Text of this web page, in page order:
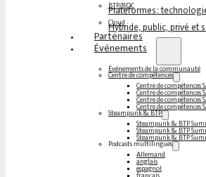
BTP/BDC
Plateformes :
Cloud
Hybride, public, privé et
Partenaires
Événements
Événements de la communauté
Centre de compétences
Centre de compétences
Centre de compétences
Centre de compétences
Centre de compétences
Steampunk & BTP
Steampunk & BTP
Steampunk & BTP
Steampunk & BTP
Podcasts multilingues
Allemand
anglais
espagnol